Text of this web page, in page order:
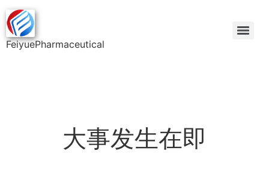
FeiyuePharmaceutical
大事发生在即